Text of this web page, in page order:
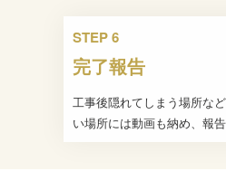
STEP 6
完了報告
工事後隠れてしまう場所な
い場所には動画も納め、報